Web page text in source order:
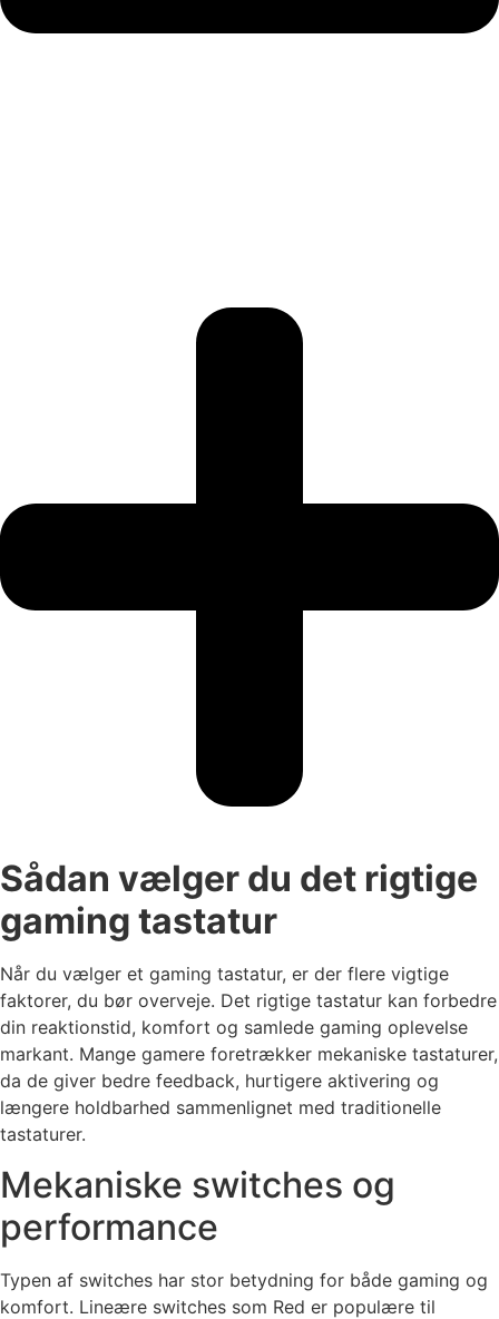
Sådan vælger du det rigtige
gaming tastatur
Når du vælger et gaming tastatur, er der flere vigtige
faktorer, du bør overveje. Det rigtige tastatur kan forbedre
din reaktionstid, komfort og samlede gaming oplevelse
markant. Mange gamere foretrækker mekaniske tastaturer,
da de giver bedre feedback, hurtigere aktivering og
længere holdbarhed sammenlignet med traditionelle
tastaturer.
Mekaniske switches og
performance
Typen af switches har stor betydning for både gaming og
komfort. Lineære switches som Red er populære til